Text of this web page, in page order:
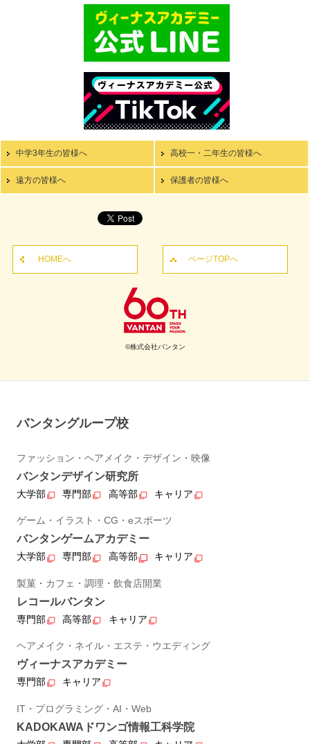
中学3年生の皆様へ 高校一・二年生の皆様へ
遠方の皆様へ 保護者の皆様へ
HOMEへ ページTOPへ
©株式会社バンタン
バンタングループ校
ファッション・ヘアメイク・デザイン・映像
バンタンデザイン研究所
大学部 専門部 高等部 キャリア
ゲーム・イラスト・CG・eスポーツ
バンタンゲームアカデミー
大学部 専門部 高等部 キャリア
製菓・カフェ・調理・飲食店開業
レコールバンタン
専門部 高等部 キャリア
ヘアメイク・ネイル・エステ・ウエディング
ヴィーナスアカデミー
専門部 キャリア
IT・プログラミング・AI・Web
KADOKAWAドワンゴ情報工科学院